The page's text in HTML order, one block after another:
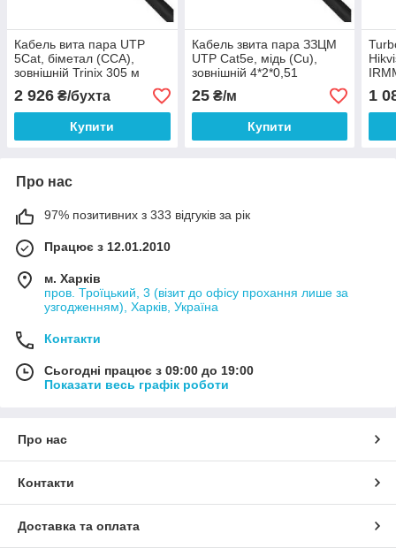
Кабель вита пара UTP
5Cat, біметал (CCA),
зовнішній Trinix 305 м
2 926 ₴/бухта
Купити
Кабель звита пара ЗЗЦМ
UTP Cat5e, мідь (Cu),
зовнішній 4*2*0,51
25₴/м
Купити
1
Про нас
97% позитивних з 333 відгуків за рік
Працює з 12.01.2010
м. Харків
пров. Троїцький, 3 (візит до офісу прохання лише за
узгодженням), Харків, Україна
Контакти
Сьогодні працює з 09:00 до 19:00
Показати весь графік роботи
Про нас
Контакти
Доставка та оплата